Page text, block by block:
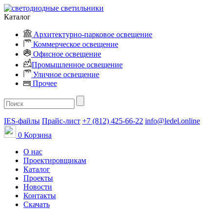
Каталог
Архитектурно-парковое освещение
Коммерческое освещение
Офисное освещение
Промышленное освещение
Уличное освещение
Прочее
IES-файлы Прайс-лист +7 (812) 425-66-22 info@ledel.online
0 Корзина
О нас
Проектировщикам
Каталог
Проекты
Новости
Контакты
Скачать